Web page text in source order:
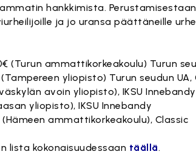
hankkimista.
ja jo uransa päättäneille
(Turun ammattikorkeakoulu) Turun
yliopisto) Turun seudun UA,
avoin yliopisto), IKSU Innebandy
yliopisto), IKSU Innebandy
(Hämeen ammattikorkeakoulu), Classic
lista kokonaisuudessaan täällä.